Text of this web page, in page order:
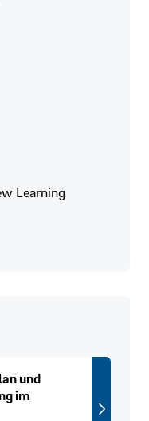
Learning
und
im